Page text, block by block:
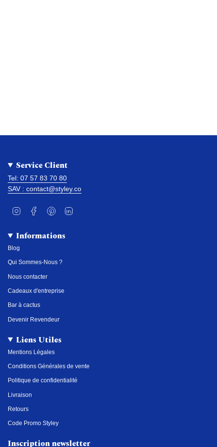
Service Client
Tel: 07 57 83 70 80
SAV : contact@styley.co
a
m
b
e
t
Informations
Blog
Qui Sommes-Nous ?
Nous contacter
Cadeaux d'entreprise
Bar à cactus
Devenir Revendeur
Liens Utiles
Mentions Légales
Conditions Générales de vente
Politique de confidentialité
Livraison
Retours
Code Promo Styley
Inscription newsletter